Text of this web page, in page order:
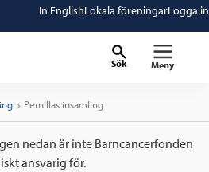
In EnglishLokala föreningarLogga in
Sök Meny
Current:
Pernillas insamling
nedan är inte Barncancerfonden
ansvarig för.